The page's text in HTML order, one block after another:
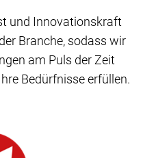
und Innovationskraft
Branche, sodass wir
am Puls der Zeit
Bedürfnisse erfüllen.